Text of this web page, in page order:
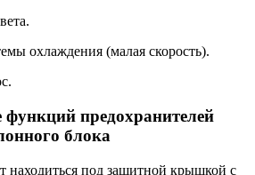
охлаждения (малая скорость).
функций предохранителей
блока
находиться под защитной крышкой с